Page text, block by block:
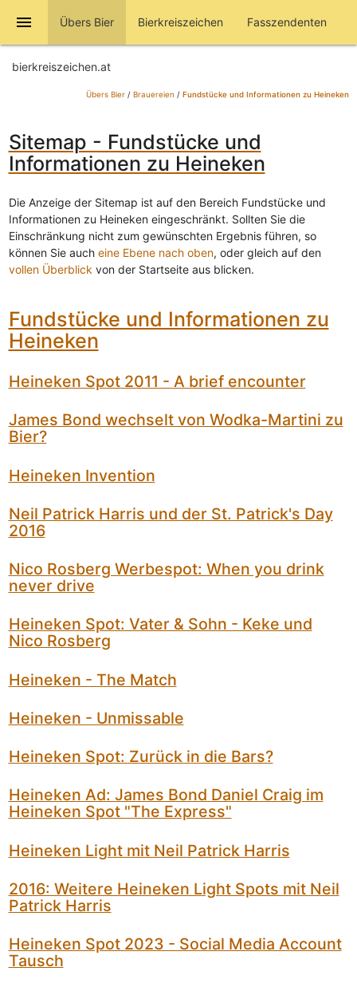
menu Übers Bier Bierkreiszeichen Fasszendenten
bierkreiszeichen.at
Übers Bier/ Brauereien / Fundstücke und Informationen zu Heineken
Sitemap - Fundstücke und
Informationen zu Heineken
Die Anzeige der Sitemap ist auf den Bereich Fundstücke und
Informationen zu Heineken eingeschränkt. Sollten Sie die
Einschränkung nicht zum gewünschten Ergebnis führen, so
können Sie auch eine Ebene nach oben, oder gleich auf den
vollen Überblick von der Startseite aus blicken.
Fundstücke und Informationen zu
Heineken
Heineken Spot 2011 - A brief encounter
James Bond wechselt von Wodka-Martini zu
Bier?
Heineken Invention
Neil Patrick Harris und der St. Patrick's Day
2016
Nico Rosberg Werbespot: When you drink
never drive
Heineken Spot: Vater & Sohn - Keke und
Nico Rosberg
Heineken - The Match
Heineken - Unmissable
Heineken Spot: Zurück in die Bars?
Heineken Ad: James Bond Daniel Craig im
Heineken Spot "The Express"
Heineken Light mit Neil Patrick Harris
2016: Weitere Heineken Light Spots mit Neil
Patrick Harris
Heineken Spot 2023 - Social Media Account
Tausch